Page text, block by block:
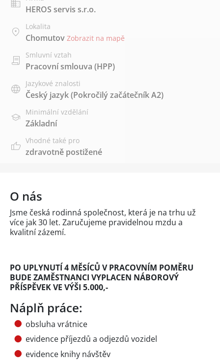
HEROS servis s.r.o.
Lokalita
Chomutov Zobrazit na mapě
Smluvní vztah
Pracovní smlouva (HPP)
Jazykové znalosti
Český jazyk(Pokročilý začátečník A2)
Minimální vzdělání
Základní
Vhodné také pro
zdravotně postižené
O nás
Jsme česká rodinná společnost, která je na trhu už
více jak 30 let. Zaručujeme pravidelnou mzdu a
kvalitní zázemí.
PO UPLYNUTÍ 4 MĚSÍCŮ V PRACOVNÍM POMĚRU
BUDE ZAMĚSTNANCI VYPLACEN NÁBOROVÝ
PŘÍSPĚVEK VE VÝŠI 5.000,-
Náplň práce:
obsluha vrátnice
evidence příjezdů a odjezdů vozidel
evidence knihy návštěv